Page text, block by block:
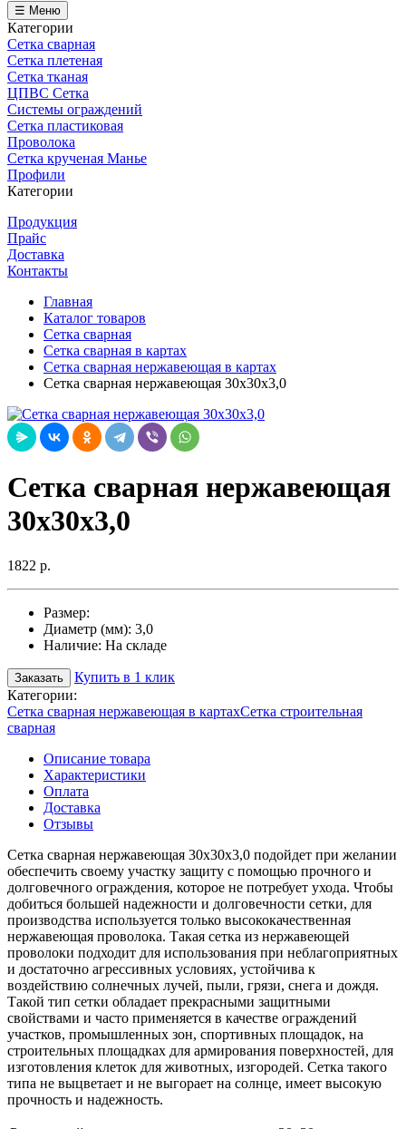
☰ Меню
Категории
Сетка сварная
Сетка плетеная
Сетка тканая
ЦПВС Сетка
Системы ограждений
Сетка пластиковая
Проволока
Сетка крученая Манье
Профили
Категории
Продукция
Прайс
Доставка
Контакты
Главная
Каталог товаров
Сетка сварная
Сетка сварная в картах
Сетка сварная нержавеющая в картах
Сетка сварная нержавеющая 30х30х3,0
Сетка сварная нержавеющая
30х30х3,0
1822 р.
Размер:
Диаметр (мм): 3,0
Наличие: На складе
Заказать
Купить в 1 клик
Категории:
Сетка сварная нержавеющая в картахСетка строительная
сварная
Описание товара
Характеристики
Оплата
Доставка
Отзывы
Сетка сварная нержавеющая 30х30х3,0 подойдет при желании
обеспечить своему участку защиту с помощью прочного и
долговечного ограждения, которое не потребует ухода. Чтобы
добиться большей надежности и долговечности сетки, для
производства используется только высококачественная
нержавеющая проволока. Такая сетка из нержавеющей
проволоки подходит для использования при неблагоприятных
и достаточно агрессивных условиях, устойчива к
воздействию солнечных лучей, пыли, грязи, снега и дождя.
Такой тип сетки обладает прекрасными защитными
свойствами и часто применяется в качестве ограждений
участков, промышленных зон, спортивных площадок, на
строительных площадках для армирования поверхностей, для
изготовления клеток для животных, изгородей. Сетка такого
типа не выцветает и не выгорает на солнце, имеет высокую
прочность и надежность.